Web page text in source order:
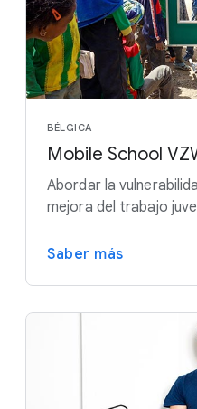
BÉLGICA
Mobile School
Abordar la
mejora del trabajo
Saber más